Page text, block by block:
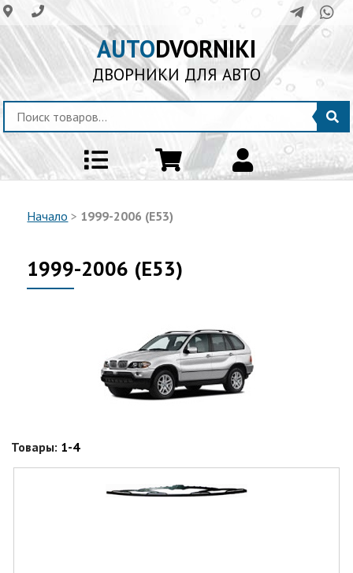
AUTODVORNIKI
ДВОРНИКИ ДЛЯ АВТО
Начало > 1999-2006 (E53)
1999-2006 (E53)
Товары: 1-4